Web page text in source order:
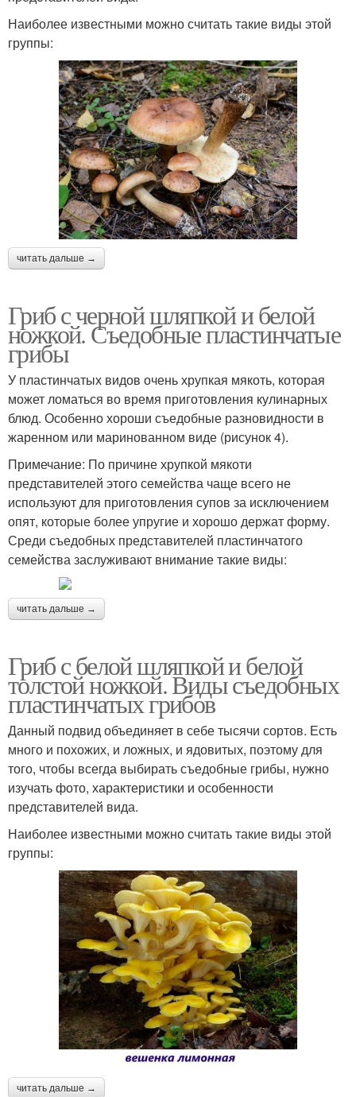
Наиболее известными можно считать такие виды этой
группы:
читать дальше →
Гриб с черной шляпкой и белой
ножкой. Съедобные пластинчатые
грибы
У пластинчатых видов очень хрупкая мякоть, которая
может ломаться во время приготовления кулинарных
блюд. Особенно хороши съедобные разновидности в
жаренном или маринованном виде (рисунок 4).
Примечание: По причине хрупкой мякоти
представителей этого семейства чаще всего не
используют для приготовления супов за исключением
опят, которые более упругие и хорошо держат форму.
Среди съедобных представителей пластинчатого
семейства заслуживают внимание такие виды:
читать дальше →
Гриб с белой шляпкой и белой
толстой ножкой. Виды съедобных
пластинчатых грибов
Данный подвид объединяет в себе тысячи сортов. Есть
много и похожих, и ложных, и ядовитых, поэтому для
того, чтобы всегда выбирать съедобные грибы, нужно
изучать фото, характеристики и особенности
представителей вида.
Наиболее известными можно считать такие виды этой
группы:
читать дальше →